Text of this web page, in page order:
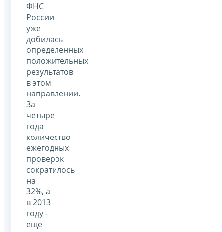
ФНС
России
уже
добилась
определенных
положительных
результатов
в этом
направлении.
За
четыре
года
количество
ежегодных
проверок
сократилось
на
32%, а
в 2013
году -
еще